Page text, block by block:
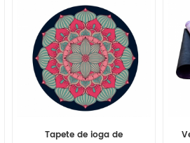
Tapete de ioga de